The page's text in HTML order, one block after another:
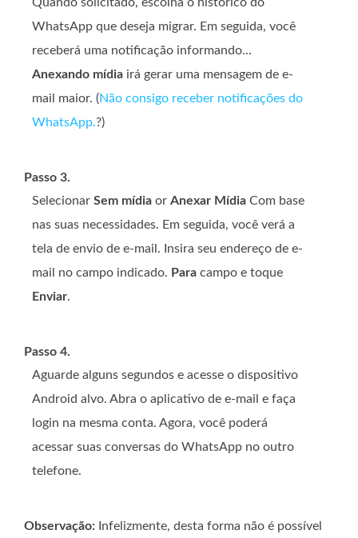
Quando solicitado, escolha o histórico do
WhatsApp que deseja migrar. Em seguida, você
receberá uma notificação informando...
Anexando mídia irá gerar uma mensagem de e-
mail maior. (Não consigo receber notificações do
WhatsApp.?)
Passo 3.
Selecionar Sem mídia or Anexar Mídia Com base
nas suas necessidades. Em seguida, você verá a
tela de envio de e-mail. Insira seu endereço de e-
mail no campo indicado. Para campo e toque
Enviar.
Passo 4.
Aguarde alguns segundos e acesse o dispositivo
Android alvo. Abra o aplicativo de e-mail e faça
login na mesma conta. Agora, você poderá
acessar suas conversas do WhatsApp no ​​outro
telefone.
Observação: Infelizmente, desta forma não é possível